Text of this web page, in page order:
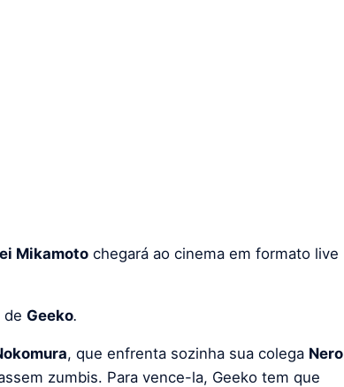
Mikamoto chegará ao cinema em formato live
de Geeko.
, que enfrenta sozinha sua colega Nero
zumbis. Para vence-la, Geeko tem que